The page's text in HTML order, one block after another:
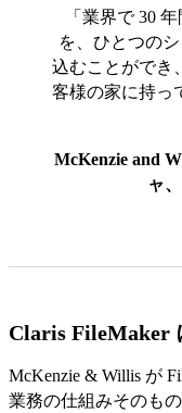
「業界で 30
を、ひとつの
込むことができ
客様の家に持っ
McKenzie and
ャ
Claris FileMaker
McKenzie & Willis が
業務の仕組みそのも